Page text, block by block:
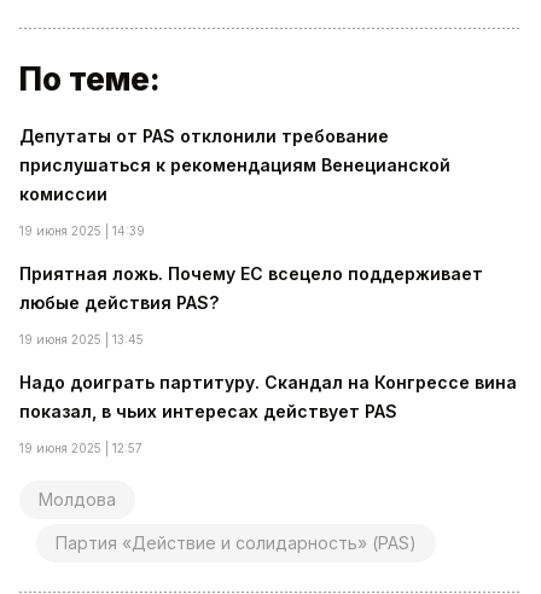
По теме:
Депутаты от PAS отклонили требование
прислушаться к рекомендациям Венецианской
комиссии
19 июня 2025 | 14:39
Приятная ложь. Почему ЕС всецело поддерживает
любые действия PAS?
19 июня 2025 | 13:45
Надо доиграть партитуру. Скандал на Конгрессе вина
показал, в чьих интересах действует PAS
19 июня 2025 | 12:57
Молдова
Партия «Действие и солидарность» (PAS)